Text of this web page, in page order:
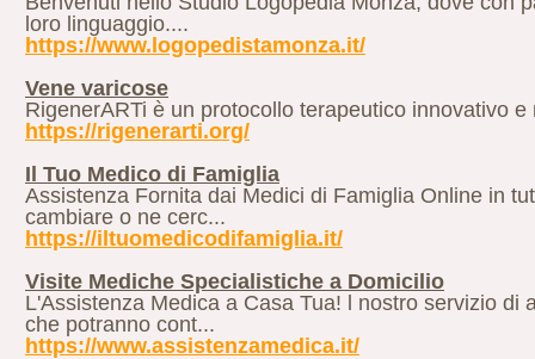
loro linguaggio....
https://www.logopedistamonza.it/
Vene varicose
RigenerARTi è un protocollo terapeutico innovativo
https://rigenerarti.org/
Il Tuo Medico di Famiglia
Assistenza Fornita dai Medici di Famiglia Online in
cambiare o ne cerc...
https://iltuomedicodifamiglia.it/
Visite Mediche Specialistiche a Domicilio
L'Assistenza Medica a Casa Tua! l nostro servizio
che potranno cont...
https://www.assistenzamedica.it/